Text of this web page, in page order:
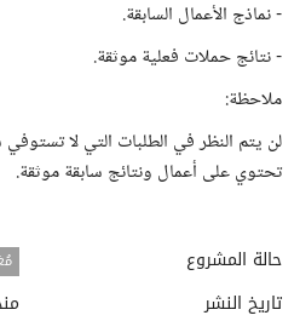
- نماذج الأعمال السابقة.
- نتائج حملات فعلية موثقة.
ملاحظة:
لن يتم النظر في الطلبات التي لا
تحتوي على أعمال ونتائج سابقة موثقة.
حالة المشروع
تاريخ النشر